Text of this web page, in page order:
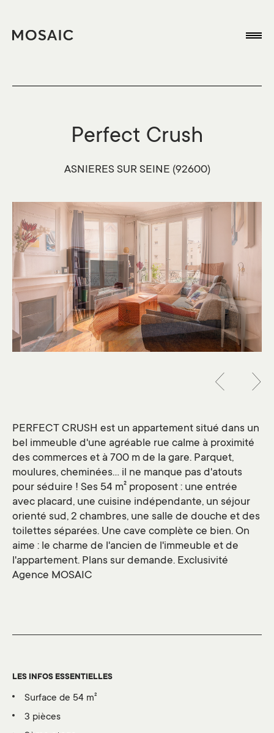
Perfect Crush
ASNIERES SUR SEINE (92600)
PERFECT CRUSH est un appartement situé dans un
bel immeuble d'une agréable rue calme à proximité
des commerces et à 700 m de la gare. Parquet,
moulures, cheminées... il ne manque pas d'atouts
pour séduire ! Ses 54 m² proposent : une entrée
avec placard, une cuisine indépendante, un séjour
orienté sud, 2 chambres, une salle de douche et des
toilettes séparées. Une cave complète ce bien. On
aime : le charme de l'ancien de l'immeuble et de
l'appartement. Plans sur demande. Exclusivité
Agence MOSAIC
LES INFOS ESSENTIELLES
surface de 54 m²
3 pièces